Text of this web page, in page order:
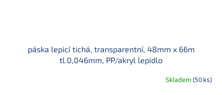
páska lepicí tichá, transparentní, 48mm x 66m
tl.0,046mm, PP/akryl lepidlo
Skladem (50 ks)